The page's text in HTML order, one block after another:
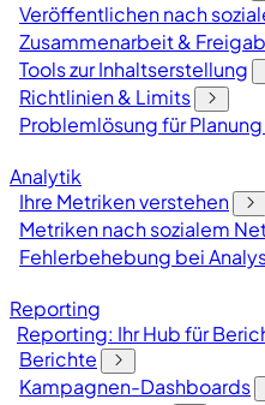
Veröffentlichen nach
Zusammenarbeit &
Tools zur Inhaltserstellung
Richtlinien & Limits
Problemlösung für
Analytik
Ihre Metriken verstehen
Metriken nach sozialem
Fehlerbehebung bei
Reporting
Reporting: Ihr Hub für
Berichte
Kampagnen-Dashboards